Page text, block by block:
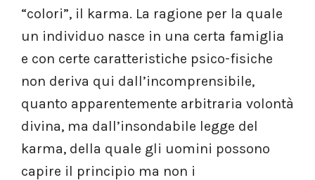
“colori”, il karma. La ragione per la quale
un individuo nasce in una certa famiglia
e con certe caratteristiche psico-fisiche
non deriva qui dall’incomprensibile,
quanto apparentemente arbitraria volontà
divina, ma dall’insondabile legge del
karma, della quale gli uomini possono
capire il principio ma non i